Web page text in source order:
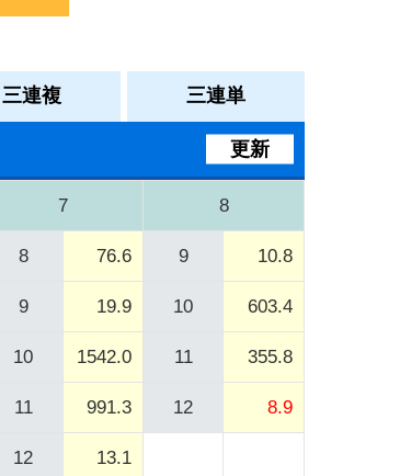
三連複 三連単
更新
7 8
8 76.6 9 10.8
9 19.9 10 603.4
10 1542.0 11 355.8
11 991.3 12 8.9
12 13.1